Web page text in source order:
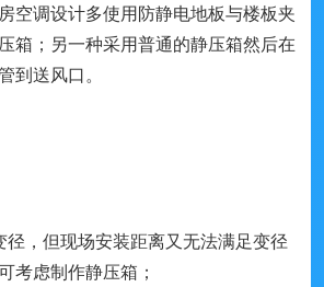
空调设计多使用防静电地板与楼板夹
箱；另一种采用普通的静压箱然后在
到送风口。
径，但现场安装距离又无法满足变径
考虑制作静压箱；